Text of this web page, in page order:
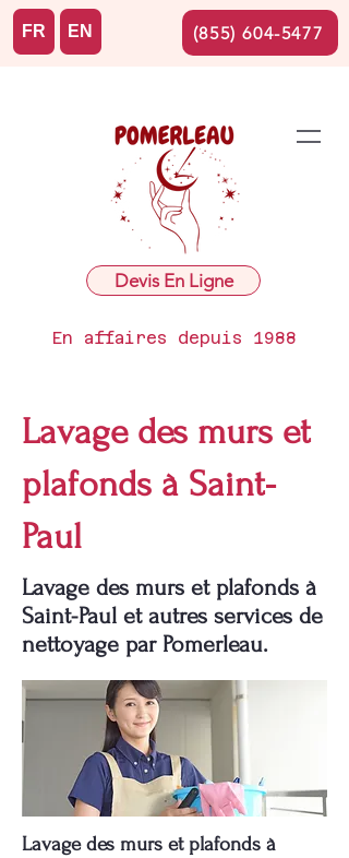
Devis En Ligne
En affaires depuis 1988
FR EN (855) 604-5477
Lavage des murs et
plafonds à Saint-
Paul
Lavage des murs et plafonds à
Saint-Paul et autres services de
nettoyage par Pomerleau.
Lavage des murs et plafonds à